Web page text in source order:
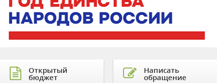
Открытый
бюджет
Написать
обращение